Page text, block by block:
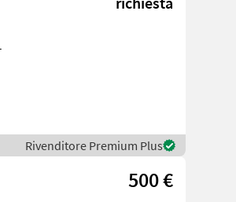
Rivenditore Premium Plus
500 €